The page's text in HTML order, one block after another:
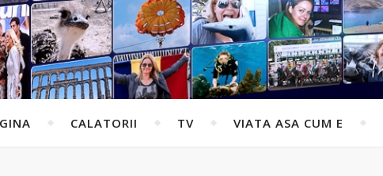
CALATORII TV VIATA ASA CUM E